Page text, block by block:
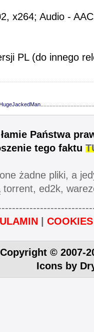
x264; Audio - AAC
PL (do innego
Państwa
tego faktu
żadne pliki, a
torrent, ed2k,
COOKIES
Copyright © 2007-
Icons by